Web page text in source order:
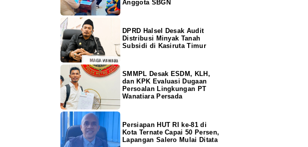
Anggota SBGN
DPRD Halsel Desak Audit
Distribusi Minyak Tanah
Subsidi di Kasiruta Timur
SMMPL Desak ESDM, KLH,
dan KPK Evaluasi Dugaan
Persoalan Lingkungan PT
Wanatiara Persada
Persiapan HUT RI ke-81 di
Kota Ternate Capai 50 Persen,
Lapangan Salero Mulai Ditata